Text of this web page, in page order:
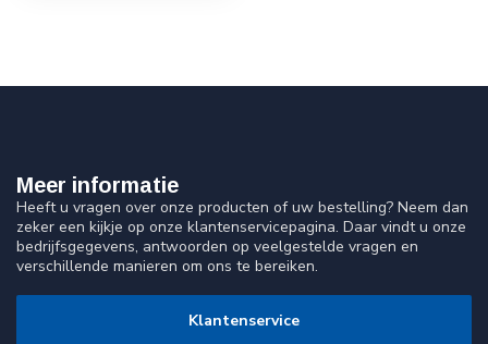
Meer informatie
Heeft u vragen over onze producten of uw bestelling? Neem dan
zeker een kijkje op onze klantenservicepagina. Daar vindt u onze
bedrijfsgegevens, antwoorden op veelgestelde vragen en
verschillende manieren om ons te bereiken.
Klantenservice